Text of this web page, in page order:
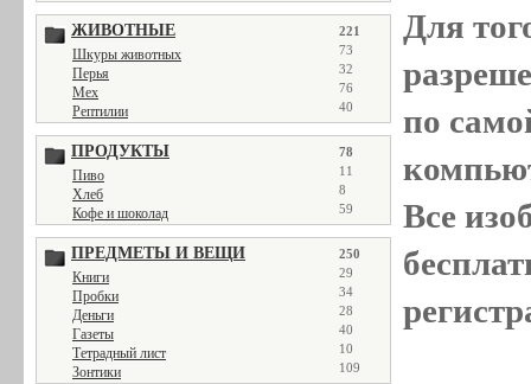
ЖИВОТНЫЕ 221
Шкуры животных 73
Перья 32
Мех 76
Рептилии 40
ПРОДУКТЫ 78
Пиво 11
Хлеб 8
Кофе и шоколад 59
ПРЕДМЕТЫ И ВЕЩИ 250
Книги 29
Пробки 34
Деньги 28
Газеты 40
Тетрадный лист 10
Зонтики 109
Для
по
Все